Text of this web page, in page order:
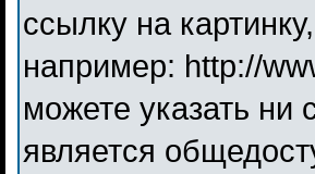
ссылку на
например: http://
можете указать ни
является